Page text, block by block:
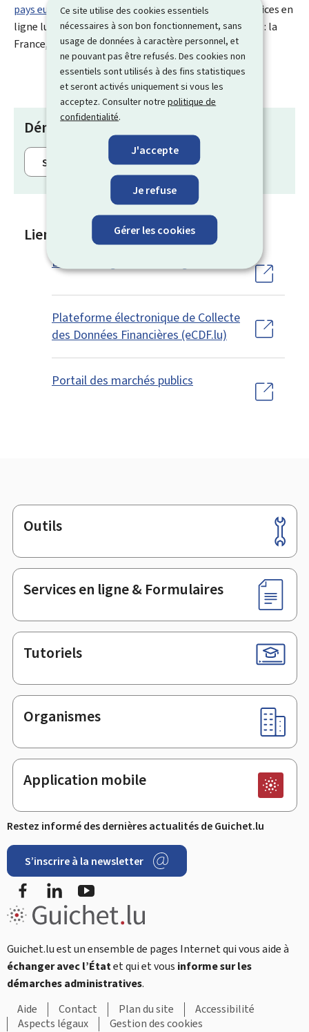
Ce site utilise des cookies essentiels
nécessaires à son bon fonctionnement, sans
usage de données à caractère personnel, et
ne pouvant pas être refusés. Des cookies non
essentiels sont utilisés à des fins statistiques
et seront activés uniquement si vous les
acceptez. Consulter notrepolitique de
confidentialité.
J'accepte
Je refuse
Gérer les cookies
pays européenspermettent de se connecter aux services en
ligne luxembourgeois, dont les trois pays frontaliers : la
France, la Belgique et l’Allemagne.
Démarches
S’authentifier avec un moyen eIDAS
Liens
Luxembourg Business Registers
Plateforme électronique de Collecte
des Données Financières (eCDF.lu)
Portail des marchés publics
Pied
de
page
Outils
Services en ligne & Formulaires
Tutoriels
Organismes
Application mobile
Restez informé des dernières actualités de Guichet.lu
S’inscrire à la newsletter
FacebookLinkedIn
Guichet.lu est un ensemble de pages Internet qui vous aide à
échanger avec l’Étatet qui et vous informe sur les
démarches administratives.
Aide
Contact Plan du site
Accessibilité
Aspects légaux
Gestion des cookies